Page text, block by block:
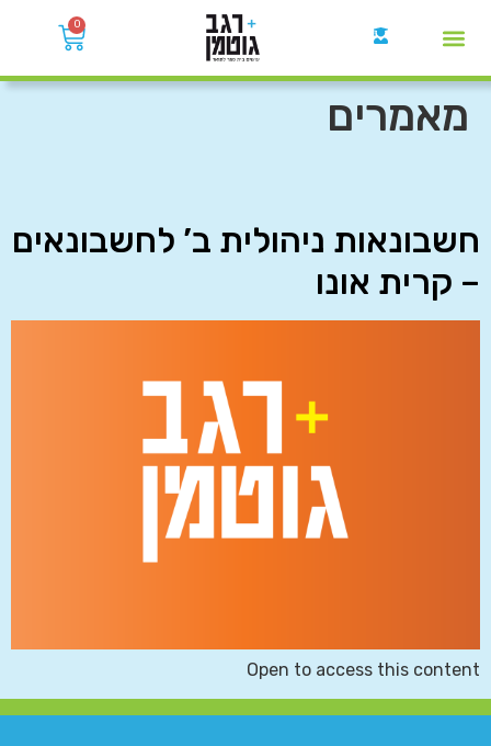
0
מאמרים
חשבונאות ניהולית ב’ לחשבונאים
– קרית אונו
Open to access this content